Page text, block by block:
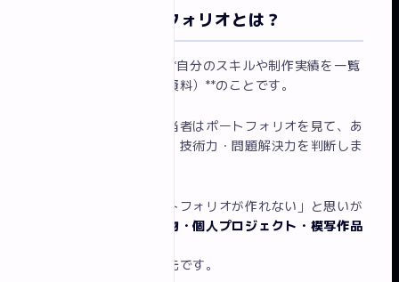
WEB制作ポートフォリオとは？
ポートフォリオとは、**自分のスキルや制作実績を一覧
できるサイト（または資料）**のことです。
クライアントや採用担当者はポートフォリオを見て、あ
なたのデザインセンス・技術力・問題解決力を判断しま
「実績がないのにポートフォリオが作れない」と思いが
架空の制作物・個人プロジェクト・模写作品
まずは作ることが最優先です。